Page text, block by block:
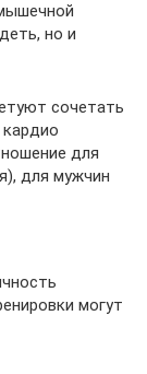
но и
сочетать
для
для мужчин
могут